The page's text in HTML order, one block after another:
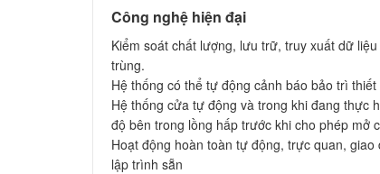
Công nghệ hiện đại
Kiểm soát chất lượng, lưu trữ, truy xuất dữ
trùng.
Hệ thống có thể tự động cảnh báo bảo trì thiết
Hệ thống cửa tự động và trong khi đang thực
độ bên trong lồng hấp trước khi cho phép mở
Hoạt động hoàn toàn tự động, trực quan,
lập trình sẵn